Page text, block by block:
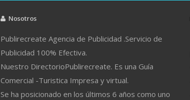
Nosotros
Publirecreate Agencia de Publicidad .Servicio de
Publicidad 100% Efectiva.
Nuestro DirectorioPublirecreate. Es una Guía
Comercial -Turistica Impresa y virtual.
Se ha posicionado en los últimos 6 años como uno